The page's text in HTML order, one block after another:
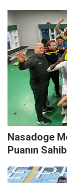
Nasadoge
Puanın